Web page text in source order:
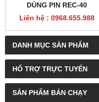
DANH MỤC SẢN PHẨM
HỔ TRỢ TRỰC TUYẾN
SẢN PHẨM BÁN CHẠY
DÙNG PIN REC-40
Liên hệ : 0968.655.988